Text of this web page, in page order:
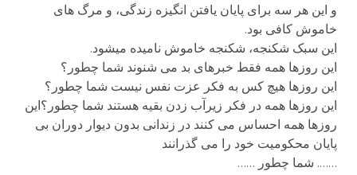
و این هر سه برای پایان یافتن انگیزه زندگی، و مرگ های
خاموش کافی بود.
این سبک شکنجه، شکنجه خاموش نامیده میشود.
این روزها همه فقط خبرهای بد می شنوند شما چطور؟
این روزها هیچ کس به فکر عزت نفس نیست شما چطور؟
این روزها همه در فکر زیرآب زدن بقیه هستند شما چطور؟این
روزها همه احساس می کنند در زندانی بدون دیوار دوران بی
پایان محکومیت خود را می گذرانند
……. شما چطور ……